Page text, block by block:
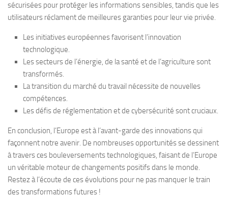
sécurisées pour protéger les informations sensibles, tandis que les
utilisateurs réclament de meilleures garanties pour leur vie privée.
Les initiatives européennes favorisent l’innovation
technologique.
Les secteurs de l’énergie, de la santé et de l’agriculture sont
transformés.
La transition du marché du travail nécessite de nouvelles
compétences.
Les défis de réglementation et de cybersécurité sont cruciaux.
En conclusion, l’Europe est à l’avant-garde des innovations qui
façonnent notre avenir. De nombreuses opportunités se dessinent
à travers ces bouleversements technologiques, faisant de l’Europe
un véritable moteur de changements positifs dans le monde.
Restez à l’écoute de ces évolutions pour ne pas manquer le train
des transformations futures !